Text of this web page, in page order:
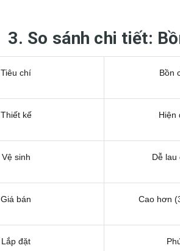
3. So sánh chi tiết:
Tiêu chí Bồn
Thiết kế Hiện
Vệ sinh Dễ lau
Giá bán Cao hơn
Lắp đặt